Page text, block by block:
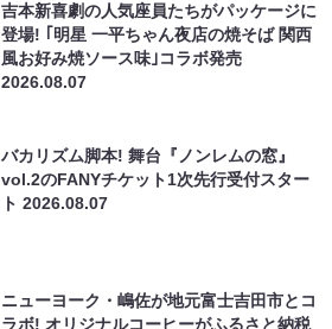
吉本新喜劇の人気座員たちがパッケージに
登場! ｢明星 一平ちゃん夜店の焼そば 関西
風お好み焼ソース味｣コラボ発売
2026.08.07
バカリズム脚本! 舞台『ノンレムの窓』
vol.2のFANYチケット1次先行受付スター
ト2026.08.07
ニューヨーク・嶋佐が地元富士吉田市とコ
ラボ! オリジナルコーヒーがふるさと納税